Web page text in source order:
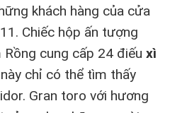
khách hàng của cửa
Chiếc hộp ấn tượng
cung cấp 24 điếu xì
chỉ có thể tìm thấy
Gran toro với hương